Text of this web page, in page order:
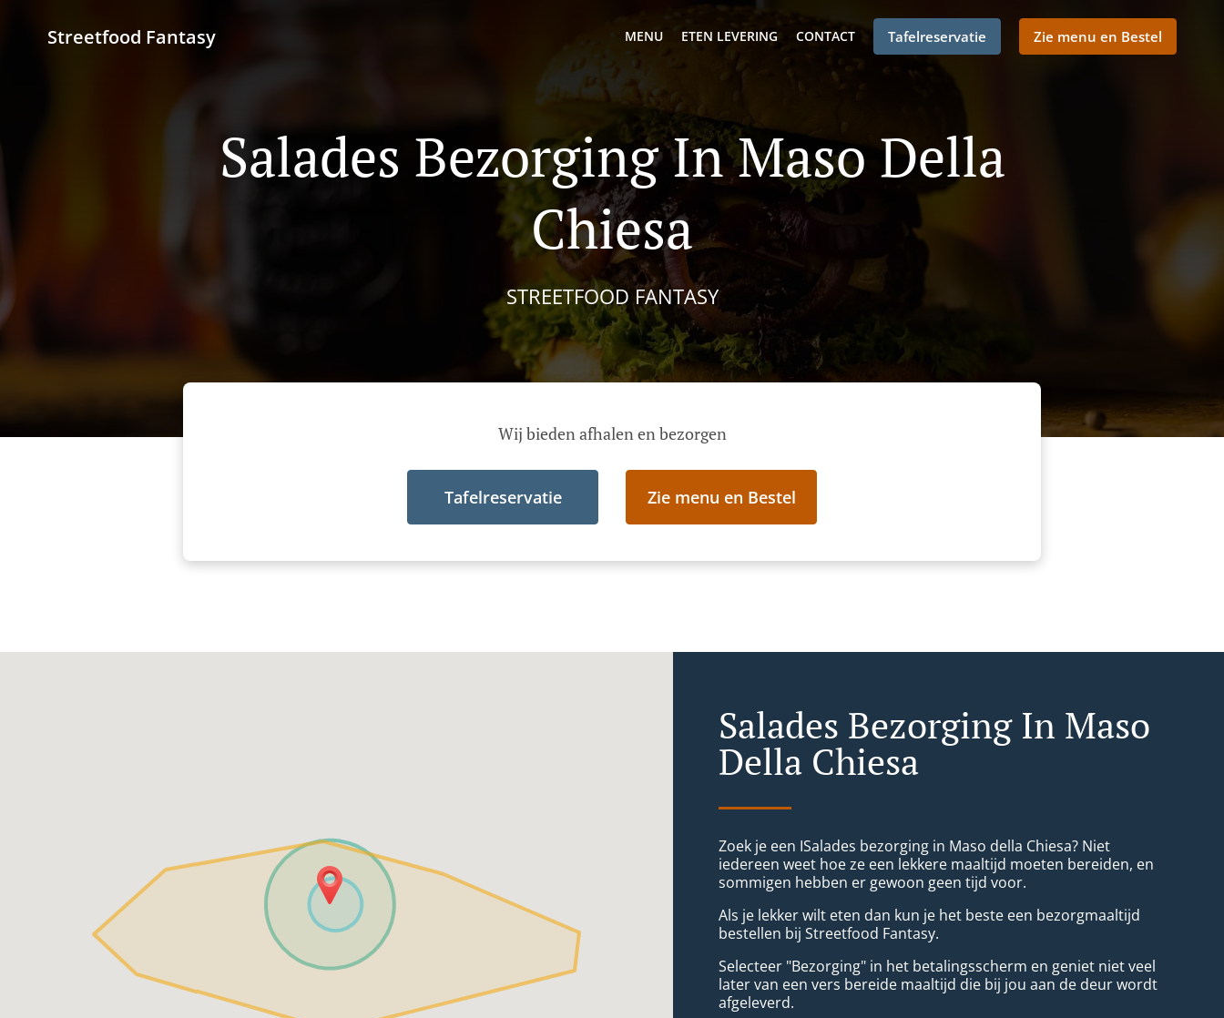
Streetfood Fantasy MENU ETEN LEVERING CONTACT Tafelreservatie Zie menu en Bestel
Salades Bezorging In Maso Della
Chiesa
STREETFOOD FANTASY
Wij bieden afhalen en bezorgen
Tafelreservatie Zie menu en Bestel
Salades Bezorging In Maso
Della Chiesa
Zoek je een ISalades bezorging in Maso della Chiesa? Niet
iedereen weet hoe ze een lekkere maaltijd moeten bereiden, en
sommigen hebben er gewoon geen tijd voor.
Als je lekker wilt eten dan kun je het beste een bezorgmaaltijd
bestellen bij Streetfood Fantasy.
Selecteer "Bezorging" in het betalingsscherm en geniet niet veel
later van een vers bereide maaltijd die bij jou aan de deur wordt
afgeleverd.